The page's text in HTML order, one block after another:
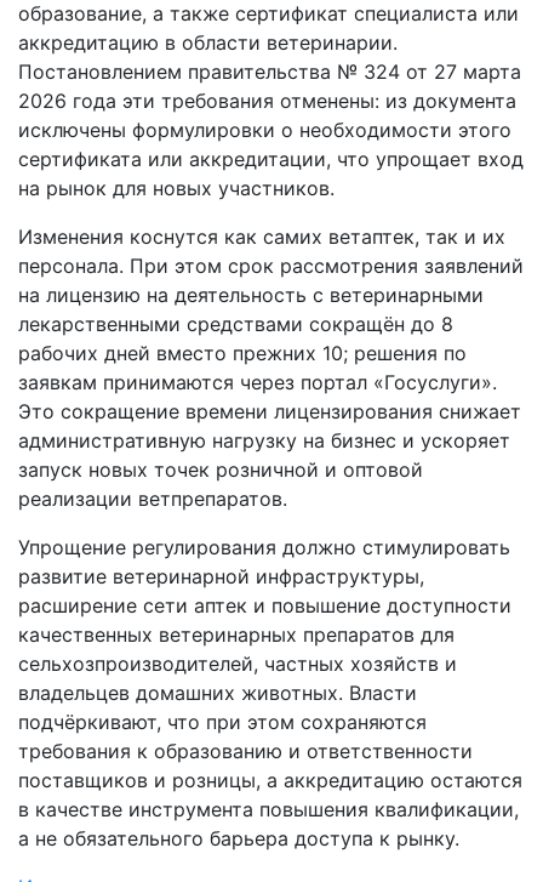
образование, а также сертификат специалиста или
аккредитацию в области ветеринарии.
Постановлением правительства № 324 от 27 марта
2026 года эти требования отменены: из документа
исключены формулировки о необходимости этого
сертификата или аккредитации, что упрощает вход
на рынок для новых участников.
Изменения коснутся как самих ветаптек, так и их
персонала. При этом срок рассмотрения заявлений
на лицензию на деятельность с ветеринарными
лекарственными средствами сокращён до 8
рабочих дней вместо прежних 10; решения по
заявкам принимаются через портал «Госуслуги».
Это сокращение времени лицензирования снижает
административную нагрузку на бизнес и ускоряет
запуск новых точек розничной и оптовой
реализации ветпрепаратов.
Упрощение регулирования должно стимулировать
развитие ветеринарной инфраструктуры,
расширение сети аптек и повышение доступности
качественных ветеринарных препаратов для
сельхозпроизводителей, частных хозяйств и
владельцев домашних животных. Власти
подчёркивают, что при этом сохраняются
требования к образованию и ответственности
поставщиков и розницы, а аккредитацию остаются
в качестве инструмента повышения квалификации,
а не обязательного барьера доступа к рынку.